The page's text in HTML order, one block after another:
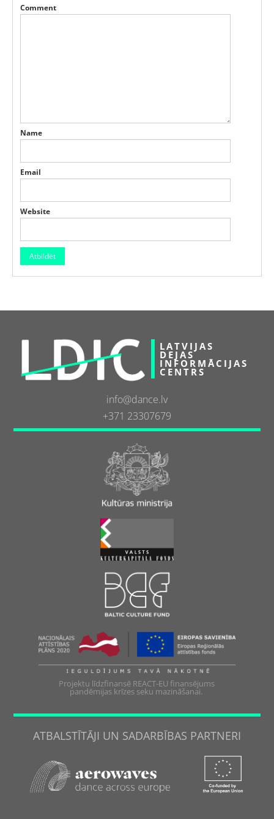
Comment
Name
Email
Website
LATVIJAS
DEJAS
INFORMĀCIJAS
CENTRS
info@dance.lv
+371 23307679
Projektu līdzfinansē REACT-EU finansējums
pandēmijas krīzes seku mazināšanai.
ATBALSTĪTĀJI UN SADARBĪBAS PARTNERI